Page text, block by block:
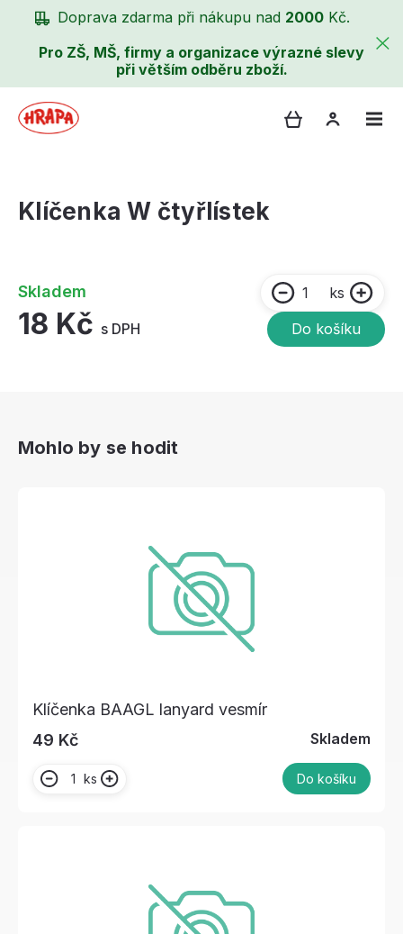
Doprava zdarma při nákupu nad 2000 Kč.
Pro ZŠ, MŠ, firmy a organizace výrazné slevy
při větším odběru zboží.
Klíčenka W čtyřlístek
Skladem
18 Kč s DPH
ks
Do košíku
Mohlo by se hodit
Klíčenka BAAGL lanyard vesmír
49 Kč
Skladem
ks Do košíku